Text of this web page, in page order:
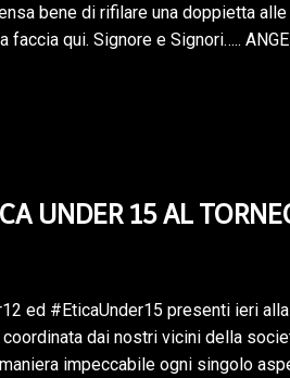
bene di rifilare una doppietta
qui. Signore e Signori…..
UNDER 15 AL
ed #EticaUnder15 presenti ieri
dai nostri vicini della
impeccabile ogni singolo